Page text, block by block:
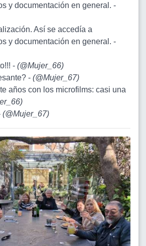
y documentación en general. -
Así se accedía a
y documentación en general. -
- (@Mujer_66)
- (@Mujer_67)
años con los microfilms: casi una
)
(@Mujer_67)